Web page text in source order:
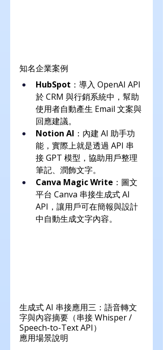
知名企業案例
HubSpot ：導入 OpenAI API
於 CRM 與行銷系統中，幫助
使用者自動產生 Email 文案與
回應建議。
Notion AI ：內建 AI 助手功
能，實際上就是透過 API 串
接 GPT 模型，協助用戶整理
筆記、潤飾文字。
Canva Magic Write ：圖文
平台 Canva 串接生成式 AI
API，讓用戶可在簡報與設計
中自動生成文字內容。
生成式 AI 串接應用三：語音轉文
字與內容摘要（串接 Whisper /
Speech-to-Text API）
應用場景說明